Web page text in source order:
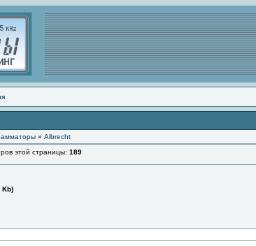
» Albrecht
этой страницы: 189
Kb)